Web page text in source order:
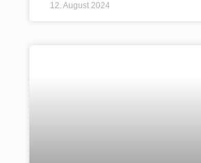
12. August 2024